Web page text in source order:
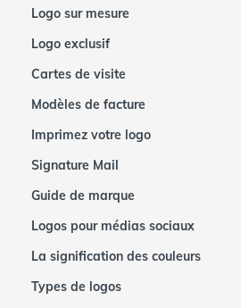
Logo sur mesure
Logo exclusif
Cartes de visite
Modèles de facture
Imprimez votre logo
Signature Mail
Guide de marque
Logos pour médias sociaux
La signification des couleurs
Types de logos